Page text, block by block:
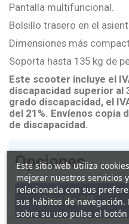
Pantalla multifuncional.
Bolsillo trasero en el
Dimensiones más
Soporta hasta 135 kg de
Este scooter incluye el
discapacidad superior al
grado discapacidad, el
del 21%. Envíenos copia
de discapacidad.
Opciones
- Tipo De IVA
Este sitio web utiliza
mejorar nuestros servicios
relacionada con sus
sus hábitos de
sobre su uso pulse el botón